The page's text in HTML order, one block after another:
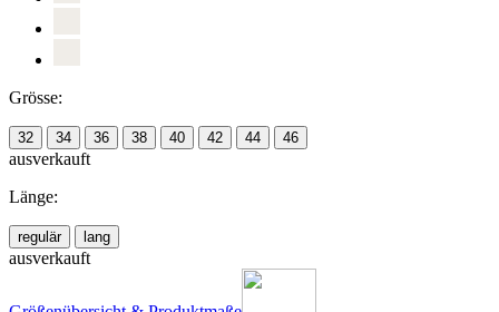
Grösse:
32 34 36 38 40 42 44 46
ausverkauft
Länge:
regulär lang
ausverkauft